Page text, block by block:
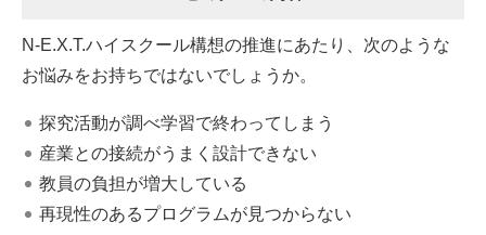
N-E.X.T.ハイスクール構想の推進にあたり、次のような
お悩みをお持ちではないでしょうか。
探究活動が調べ学習で終わってしまう
産業との接続がうまく設計できない
教員の負担が増大している
再現性のあるプログラムが見つからない